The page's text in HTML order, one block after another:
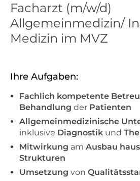
Facharzt (m/w/d)
Allgemeinmedizin/
Medizin im MVZ
Ihre Aufgaben:
Fachlich kompetente
Behandlung der Patienten
Allgemeinmedizinische
inklusive Diagnostik und
Mitwirkung am Ausbau
Strukturen
Umsetzung von